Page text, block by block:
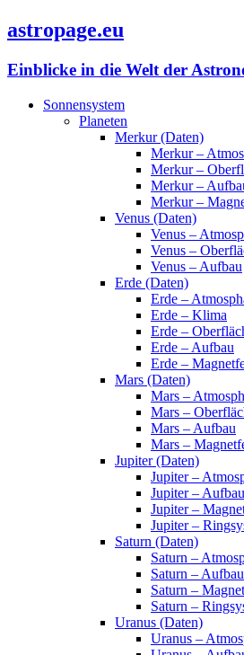
astropage.eu
Einblicke in die Welt der
Sonnensystem
Planeten
Merkur (Daten)
Merkur –
Merkur –
Merkur –
Merkur –
Venus (Daten)
Venus –
Venus –
Venus – Aufbau
Erde (Daten)
Erde –
Erde – Klima
Erde –
Erde – Aufbau
Erde –
Mars (Daten)
Mars –
Mars –
Mars – Aufbau
Mars –
Jupiter (Daten)
Jupiter –
Jupiter – Aufbau
Jupiter –
Jupiter –
Saturn (Daten)
Saturn –
Saturn – Aufbau
Saturn –
Saturn –
Uranus (Daten)
Uranus –